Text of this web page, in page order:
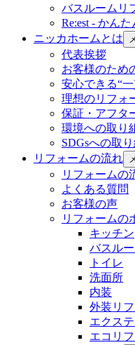
バスルームリ
Re:est - かんた
ニッカホームとは
代表挨拶
お客様のため
安心できる“
理想のリフォ
保証・アフタ
環境への取り
SDGsへの取
リフォームの流れ
リフォームの
よくある質問
お客様の声
リフォームの
キッチン
バスル
トイレ
洗面所
内装
外装リ
エクス
エコリ